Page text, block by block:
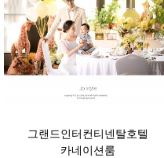
그랜드인터컨티넨탈호텔
카네이션룸